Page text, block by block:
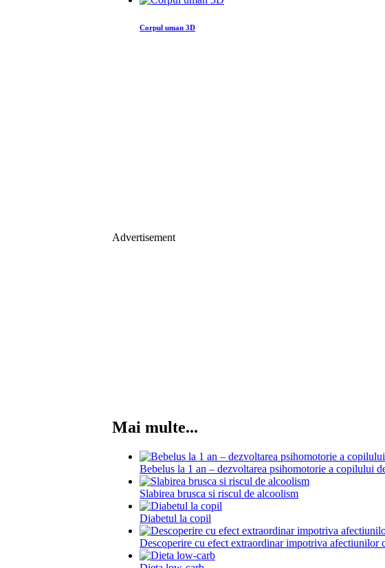
Corpul uman 3D
Advertisement
Mai multe...
Bebelus la 1 an – dezvoltarea psihomotorie a copilului
Slabirea brusca si riscul de alcoolism
Diabetul la copil
Descoperire cu efect extraordinar impotriva afectiunilor